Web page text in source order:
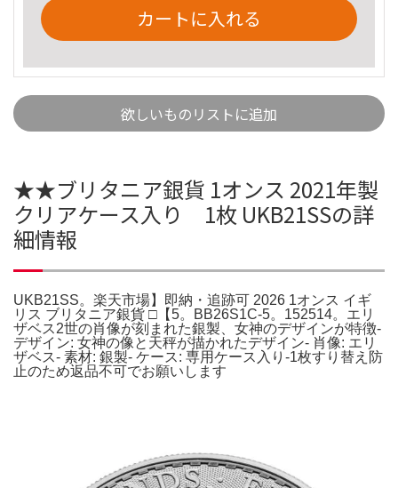
カートに入れる
欲しいものリストに追加
★★ブリタニア銀貨 1オンス 2021年製
クリアケース入り 1枚 UKB21SSの詳
細情報
UKB21SS。楽天市場】即納・追跡可 2026 1オンス イギ
リス ブリタニア銀貨 □【5。BB26S1C-5。152514。エリ
ザベス2世の肖像が刻まれた銀製、女神のデザインが特徴-
デザイン: 女神の像と天秤が描かれたデザイン- 肖像: エリ
ザベス- 素材: 銀製- ケース: 専用ケース入り-1枚すり替え防
止のため返品不可でお願いします